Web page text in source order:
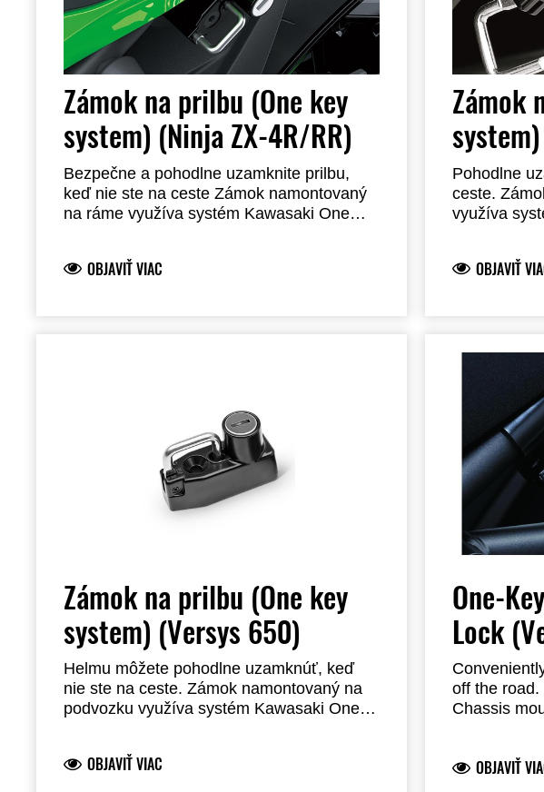
Zámok na prilbu (One key
system) (Ninja ZX-4R/RR)
Bezpečne a pohodlne uzamknite prilbu,
keď nie ste na ceste Zámok namontovaný
na ráme využíva systém Kawasaki One
zapaľovania. Poznámka: Vyžaduje
OBJAVIŤ VIAC
Zámok
Pohodlne
ceste.
využíva
konštrukcia.
OBJAVIŤ
Zámok na prilbu (One key
system) (Versys 650)
Helmu môžete pohodlne uzamknúť, keď
nie ste na ceste. Zámok namontovaný na
podvozku využíva systém Kawasaki One
zapaľovania. Oceľová konštrukcia.
OBJAVIŤ VIAC
One-
Lock
off the road.
Chassis
SteelOBJAVIŤ